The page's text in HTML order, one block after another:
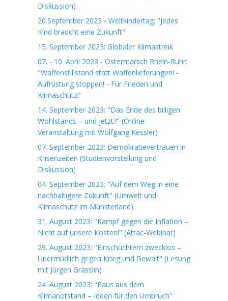
Diskussion)
20.September 2023 - Weltkindertag: "Jedes
Kind braucht eine Zukunft"
15. September 2023: Globaler Klimastreik
07. - 10. April 2023 - Ostermarsch Rhein-Ruhr:
"Waffenstillstand statt Waffenlieferungen! -
Aufrüstung stoppen! - Für Frieden und
Klimaschutz!"
14. September 2023: "Das Ende des billigen
Wohlstands – und jetzt?" (Online-
Veranstaltung mit Wolfgang Kessler)
07. September 2023: Demokratievertrauen in
Krisenzeiten (Studienvorstellung und
Diskussion)
04. September 2023: "Auf dem Weg in eine
nachhaltigere Zukunft" (Umwelt und
Klimaschutz im Münsterland)
31. August 2023: "Kampf gegen die Inflation –
Nicht auf unsere Kosten!" (Attac-Webinar)
29. August 2023: "Einschüchtern zwecklos –
Unermüdlich gegen Krieg und Gewalt" (Lesung
mit Jürgen Grässlin)
24. August 2023: "Raus aus dem
Klimanotstand – Ideen für den Umbruch"